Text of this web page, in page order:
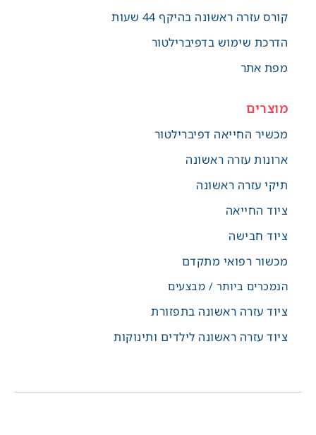
קורס עזרה ראשונה בהיקף 44 שעות
הדרכת שימוש בדפיברילטור
מפת אתר
מוצרים
מכשיר החייאה דפיברילטור
ארונות עזרה ראשונה
תיקי עזרה ראשונה
ציוד החייאה
ציוד חבישה
מכשור רפואי מתקדם
הנמכרים ביותר / מבצעים
ציוד עזרה ראשונה בתפזורת
ציוד עזרה ראשונה לילדים ותינוקות